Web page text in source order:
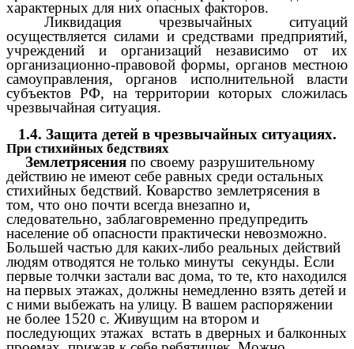
характерных для них опасных факторов.
Ликвидация чрезвычайных ситуаций
осуществляется силами и средствами предприятий,
учреждений и организаций независимо от их
организационно-правовой формы, органов местною
самоуправления, органов исполнительной власти
субъектов РФ, на территории которых сложилась
чрезвычайная ситуация.
1.4. Защита детей в чрезвычайных ситуациях.
При стихийных бедствиях
Землетрясения по своему разрушительному
действию не имеют себе равных среди остальных
стихийных бедствий. Коварство землетрясения в
том, что оно почти всегда внезапно и,
следовательно, заблаговременно предупредить
население об опасности практически невозможно.
Большей частью для каких-либо реальных действий
людям отводятся не только минуты секунды. Если
первые толчки застали вас дома, то те, кто находился
на первых этажах, должны немедленно взять детей и
с ними выбежать на улицу. В вашем распоряжении
не более 1520 с. Живущим на втором и
последующих этажах встать в дверных и балконных